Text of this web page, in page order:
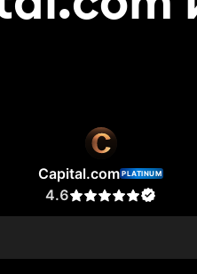
Capital.com PLATINUM
4.6